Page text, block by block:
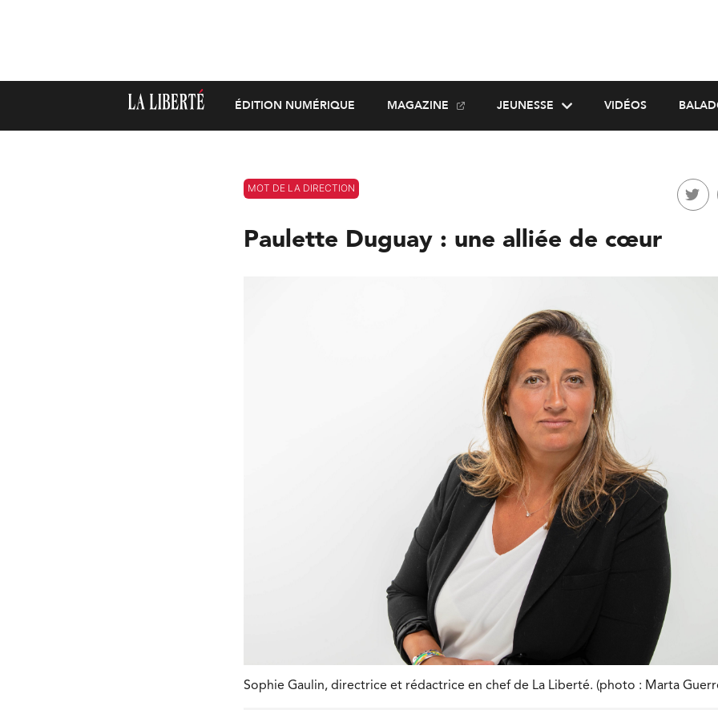
ÉDITION NUMÉRIQUE MAGAZINE JEUNESSE VIDÉOS
MOT DE LA DIRECTION
Paulette Duguay : une alliée de cœur
Sophie Gaulin, directrice et rédactrice en chef de La Liberté. (photo : Marta